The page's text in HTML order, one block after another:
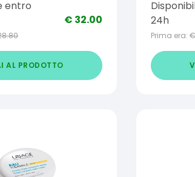
entro
€ 32.00
AL PRODOTTO
24h
Prima era: